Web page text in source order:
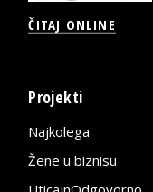
ČITAJ ONLINE
Projekti
Najkolega
Žene u biznisu